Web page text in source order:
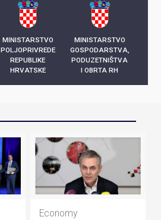
MINISTARSTVO
POLJOPRIVREDE
REPUBLIKE
HRVATSKE
MINISTARSTVO
GOSPODARSTVA,
PODUZETNIŠTVA
I OBRTA RH
Economy